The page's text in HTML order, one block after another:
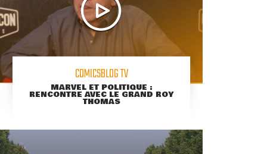
COMICSBLOG TV
MARVEL ET POLITIQUE :
RENCONTRE AVEC LE GRAND ROY
THOMAS